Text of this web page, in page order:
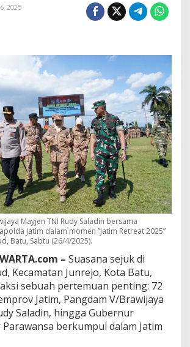
P
m
i
m
p
i
n
J
a
w
a
T
i
m
u
r
"
N
g
o
b
r
o
l
2025
Mayjen TNI Rudy Saladin bersama
Jatim dalam momen “Jatim Retreat 2025”
Batu, Sabtu (26/4/2025).
– Suasana sejuk di
Kecamatan Junrejo, Kota Batu,
sebuah pertemuan penting: 72
Jatim, Pangdam V/Brawijaya
Saladin, hingga Gubernur
berkumpul dalam Jatim